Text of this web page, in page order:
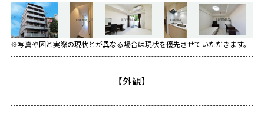
※写真や図と実際の現状とが異なる場合は現状を優先させていただきます。
【外観】